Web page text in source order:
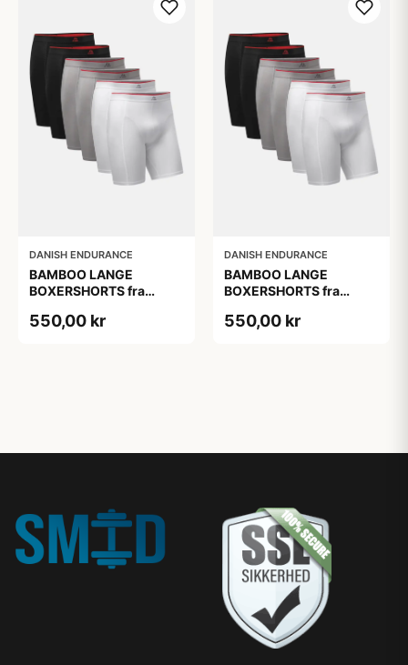
DANISH ENDURANCE
BAMBOO LANGE
BOXERSHORTS fra
Sort/Rød | Grå | Hvid 6-
550,00 kr
DANISH ENDURANCE
BAMBOO LANGE
BOXERSHORTS fra
Sort/Rød | Grå | Hvid 6-
550,00 kr